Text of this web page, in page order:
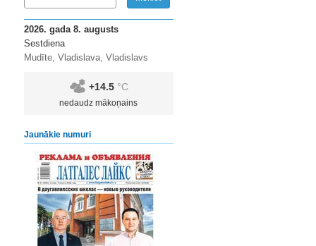
2026. gada 8. augusts
Sestdiena
Mudīte, Vladislava, Vladislavs
+14.5 °C
nedaudz mākoņains
Jaunākie numuri